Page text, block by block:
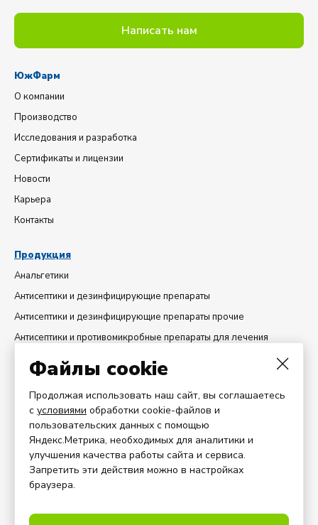
Написать нам
ЮжФарм
О компании
Производство
Исследования и разработка
Сертификаты и лицензии
Новости
Карьера
Контакты
Продукция
Анальгетики
Антисептики и дезинфицирующие препараты
Антисептики и дезинфицирующие препараты прочие
Антисептики и противомикробные препараты для лечения
Диуретики
Добавки минеральные
Препараты антигистаминные системного действия
Препараты для лечения заболеваний горла
Партнерам
Дистрибьютерам
Файлы cookie
Продолжая использовать наш сайт, вы соглашаетесь
с условиями обработки cookie-файлов и
пользовательских данных с помощью
Яндекс.Метрика, необходимых для аналитики и
улучшения качества работы сайта и сервиса.
Запретить эти действия можно в настройках
браузера.